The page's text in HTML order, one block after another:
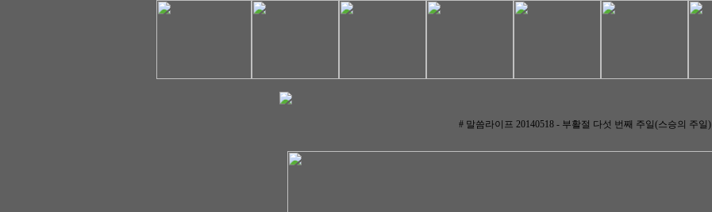
# 말씀라이프 20140518 - 부활절 다섯 번째 주일(스승의 주일)